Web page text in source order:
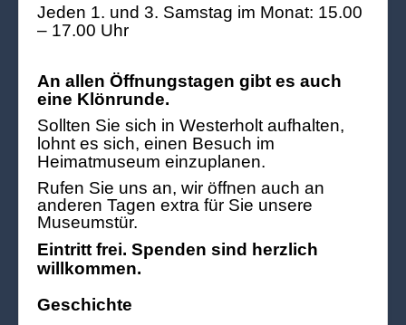
Jeden 1. und 3. Samstag im Monat: 15.00
– 17.00 Uhr
An allen Öffnungstagen gibt es auch
eine Klönrunde.
Sollten Sie sich in Westerholt aufhalten,
lohnt es sich, einen Besuch im
Heimatmuseum einzuplanen.
Rufen Sie uns an, wir öffnen auch an
anderen Tagen extra für Sie unsere
Museumstür.
Eintritt frei. Spenden sind herzlich
willkommen.
Geschichte